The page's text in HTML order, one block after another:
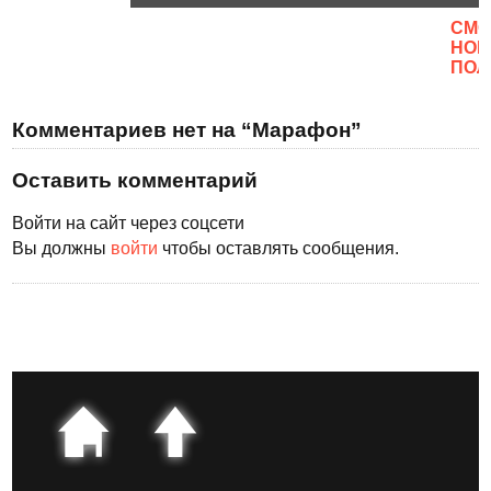
Комментариев нет на “Марафон”
Оставить комментарий
Войти на сайт через соцсети
Вы должны войти чтобы оставлять сообщения.